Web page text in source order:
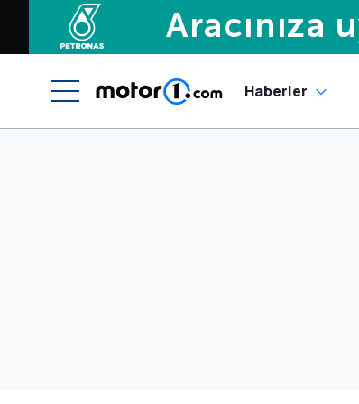
Haberler